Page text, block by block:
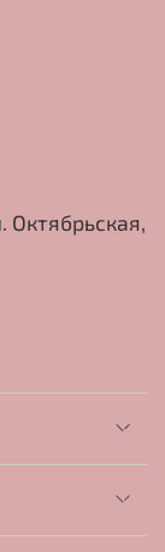
Октябрьская,